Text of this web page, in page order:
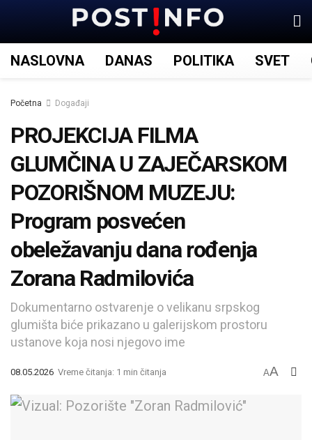
NASLOVNA DANAS POLITIKA SVET
Početna Događaji
PROJEKCIJA FILMA
GLUMČINA U ZAJEČARSKOM
POZORIŠNOM MUZEJU:
Program posvećen
obeležavanju dana rođenja
Zorana Radmilovića
Dokumentarno ostvarenje o velikanu srpskog
glumišta biće prikazano u galerijskom prostoru
ustanove koja nosi njegovo ime
08.05.2026 Vreme čitanja: 1 min čitanja AA